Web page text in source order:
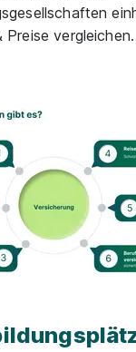
Preise vergleichen.